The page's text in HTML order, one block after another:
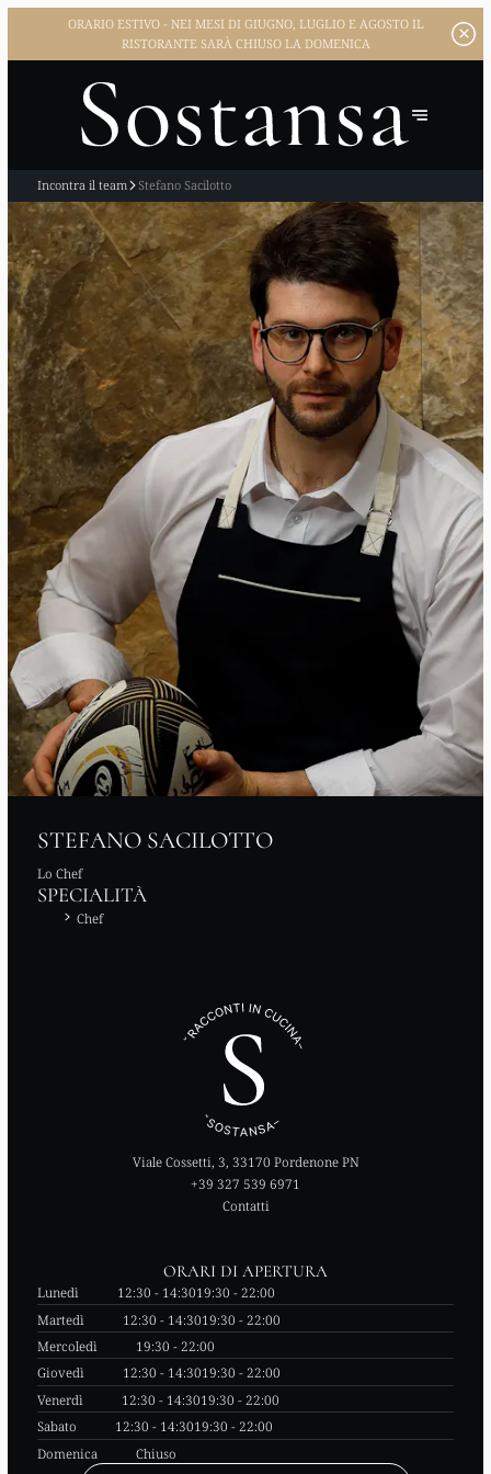
SCOPRI LANOSTRA CARTA DEI VINI SCOPRI I NOSTRI MENU
Incontra il team Stefano Sacilotto
STEFANO SACILOTTO
Lo Chef
SPECIALITÀ
Chef
Viale Cossetti, 3, 33170 Pordenone PN
+39 327 539 6971
Contatti
ORARI DI APERTURA
Lunedì 12:30 - 14:3019:30 - 22:00
Martedì
12:30 - 14:3019:30 - 22:00
Mercoledì
19:30 - 22:00
Giovedì
12:30 - 14:3019:30 - 22:00
Venerdì
12:30 - 14:3019:30 - 22:00
Sabato
12:30 - 14:3019:30 - 22:00
Domenica
Chiuso